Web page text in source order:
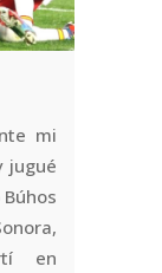
mi
jugué
en